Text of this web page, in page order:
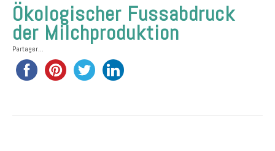
Ökologischer Fussabdruck
der Milchproduktion
Partager...